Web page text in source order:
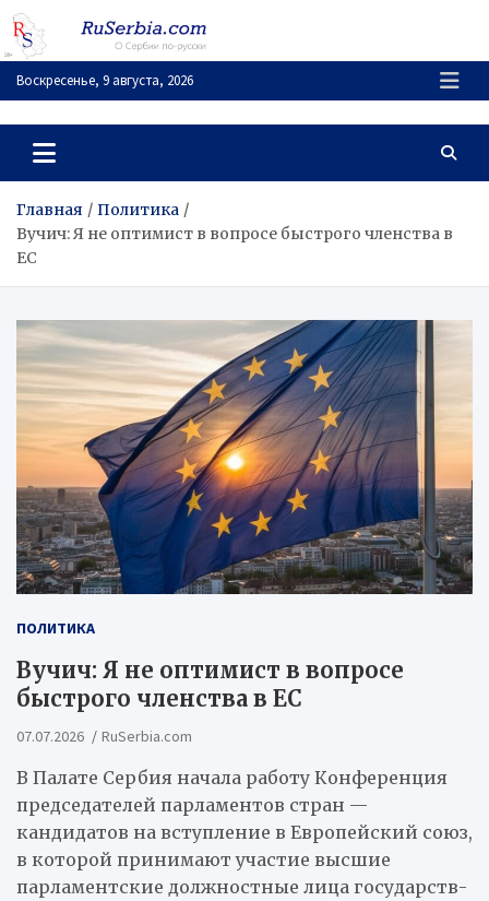
Перейти
содержимому
Воскресенье, 9 августа, 2026
RuSerbia.com
О Сербии – по-русски
Главная
Политика
Вучич: Я не оптимист в вопросе быстрого членства в
ЕС
ПОЛИТИКА
Вучич: Я не оптимист в вопросе
быстрого членства в ЕС
07.07.2026 RuSerbia.com
В Палате Сербия начала работу Конференция
председателей парламентов стран —
кандидатов на вступление в Европейский союз,
в которой принимают участие высшие
парламентские должностные лица государств-